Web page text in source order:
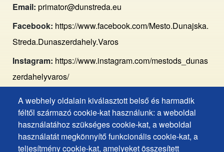
A webhely oldalain kiválasztott belső és harmadik
féltől származó cookie-kat használunk: a weboldal
használatához szükséges cookie-kat, a weboldal
használatát megkönnyítő funkcionális cookie-kat, a
teljesítmény cookie-kat, amelyeket összesített
Email: primator@dunstreda.eu
Facebook: https://www.facebook.com/Mesto.Dunajska.
Streda.Dunaszerdahely.Varos
Instagram: https://www.instagram.com/mestods_dunas
zerdahelyvaros/
Footer
Cookies
+
Hozzáférhetőségi nyilatkozat
Gyakran ismételt kérdések
Személyes adatok védelme